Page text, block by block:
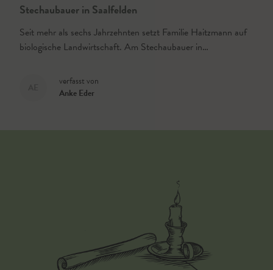
Stechaubauer in Saalfelden
Seit mehr als sechs Jahrzehnten setzt Familie Haitzmann auf
biologische Landwirtschaft. Am Stechaubauer in…
verfasst von
Anke Eder